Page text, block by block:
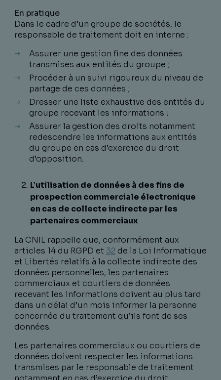
En pratique
Dans le cadre d’un groupe de sociétés, le
responsable de traitement doit en interne :
Assurer une gestion fine des données
transmises aux entités du groupe ;
Procéder à un suivi rigoureux du niveau de
partage de ces données ;
Dresser une liste exhaustive des entités du
groupe recevant les informations ;
Assurer la gestion des droits notamment
redescendre les informations aux entités
du groupe en cas d’exercice du droit
d’opposition.
L’utilisation de données à des fins de
prospection commerciale électronique
en cas de collecte indirecte par les
partenaires commerciaux
La CNIL rappelle que, conformément aux
articles 14 du RGPD et 32 de la Loi Informatique
et Libertés relatifs à la collecte indirecte des
données personnelles, les partenaires
commerciaux et courtiers de données
recevant les informations doivent au plus tard
dans un délai d’un mois informer la personne
concernée du traitement qu’ils font de ses
données.
Les partenaires commerciaux ou courtiers de
données doivent respecter les informations
transmises par le responsable de traitement